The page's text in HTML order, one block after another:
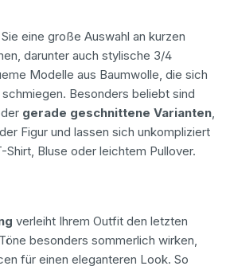
eine große Auswahl an kurzen
darunter auch stylische 3/4
Modelle aus Baumwolle, die sich
Besonders beliebt sind
gerade geschnittene Varianten,
Figur und lassen sich unkompliziert
Bluse oder leichtem Pullover.
verleiht Ihrem Outfit den letzten
besonders sommerlich wirken,
für einen eleganteren Look. So